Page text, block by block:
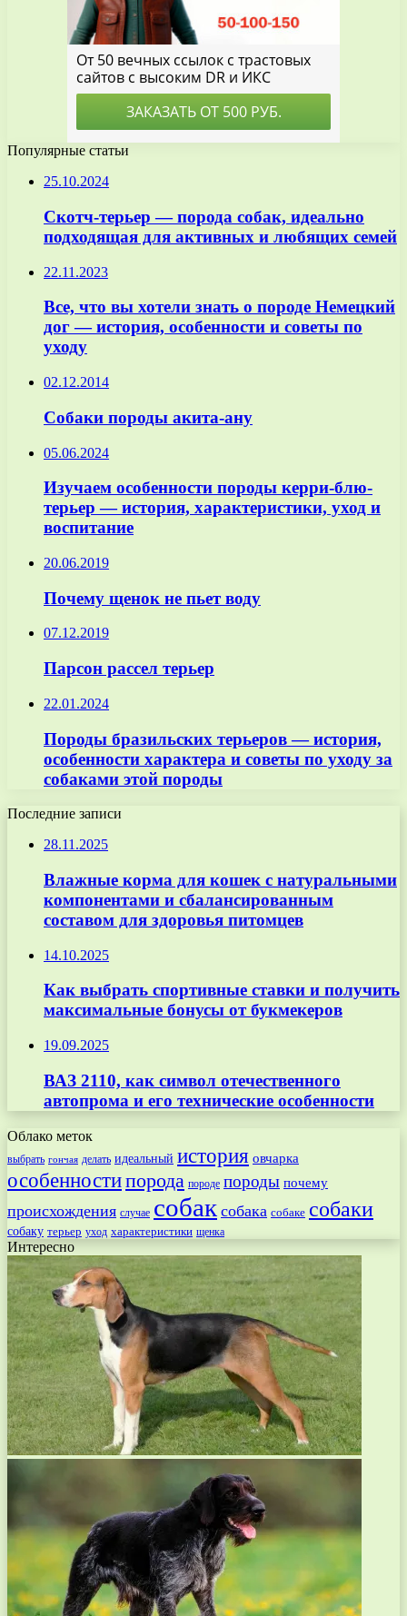
Популярные статьи
25.10.2024
Скотч-терьер — порода собак, идеально
подходящая для активных и любящих семей
22.11.2023
Все, что вы хотели знать о породе Немецкий
дог — история, особенности и советы по
уходу
02.12.2014
Собаки породы акита-ану
05.06.2024
Изучаем особенности породы керри-блю-
терьер — история, характеристики, уход и
воспитание
20.06.2019
Почему щенок не пьет воду
07.12.2019
Парсон рассел терьер
22.01.2024
Породы бразильских терьеров — история,
особенности характера и советы по уходу за
собаками этой породы
Последние записи
28.11.2025
Влажные корма для кошек с натуральными
компонентами и сбалансированным
составом для здоровья питомцев
14.10.2025
Как выбрать спортивные ставки и получить
максимальные бонусы от букмекеров
19.09.2025
ВАЗ 2110, как символ отечественного
автопрома и его технические особенности
Облако меток
выбрать гончая делать идеальный история овчарка
особенностипорода породе породы почему
происхождения случае собак собака собаке собаки
собаку терьер уход характеристики щенка
Интересно